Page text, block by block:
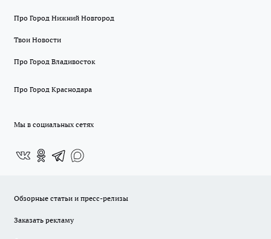
Про Город Нижний Новгород
Твои Новости
Про Город Владивосток
Про Город Краснодара
Мы в социальных сетях
Обзорные статьи и пресс-релизы
Заказать рекламу